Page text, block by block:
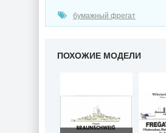
бумажный фрегат
ПОХОЖИЕ МОДЕЛИ